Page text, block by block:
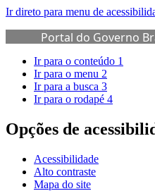
Ir direto para menu de
Portal do Governo
de Governo
Ir para o conteúdo 1
Ir para o menu 2
Ir para a busca 3
Ir para o rodapé 4
Opções de
Acessibilidade
Alto contraste
Mapa do site